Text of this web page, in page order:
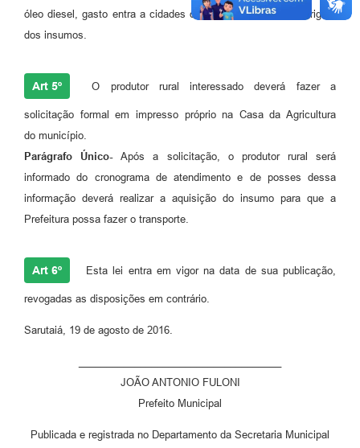
óleo diesel, gasto entra a cidades de Sarutaiá ao local de origem
dos insumos.
Art 5º O produtor rural interessado deverá fazer a
solicitação formal em impresso próprio na Casa da Agricultura
do município.
Parágrafo Único-Após a solicitação, o produtor rural será
informado do cronograma de atendimento e de posses dessa
informação deverá realizar a aquisição do insumo para que a
Prefeitura possa fazer o transporte.
Art 6º Esta lei entra em vigor na data de sua publicação,
revogadas as disposições em contrário.
Sarutaiá, 19 de agosto de 2016.
JOÃO ANTONIO FULONI
Prefeito Municipal
Publicada e registrada no Departamento da Secretaria Municipal